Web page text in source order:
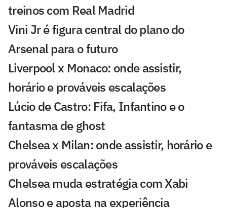
treinos com Real Madrid
Vini Jr é figura central do plano do
Arsenal para o futuro
Liverpool x Monaco: onde assistir,
horário e prováveis escalações
Lúcio de Castro: Fifa, Infantino e o
fantasma de ghost
Chelsea x Milan: onde assistir, horário e
prováveis escalações
Chelsea muda estratégia com Xabi
Alonso e aposta na experiência